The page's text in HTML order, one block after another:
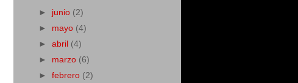
► junio (2)
► mayo (4)
►abril (4)
► marzo (6)
►febrero (2)